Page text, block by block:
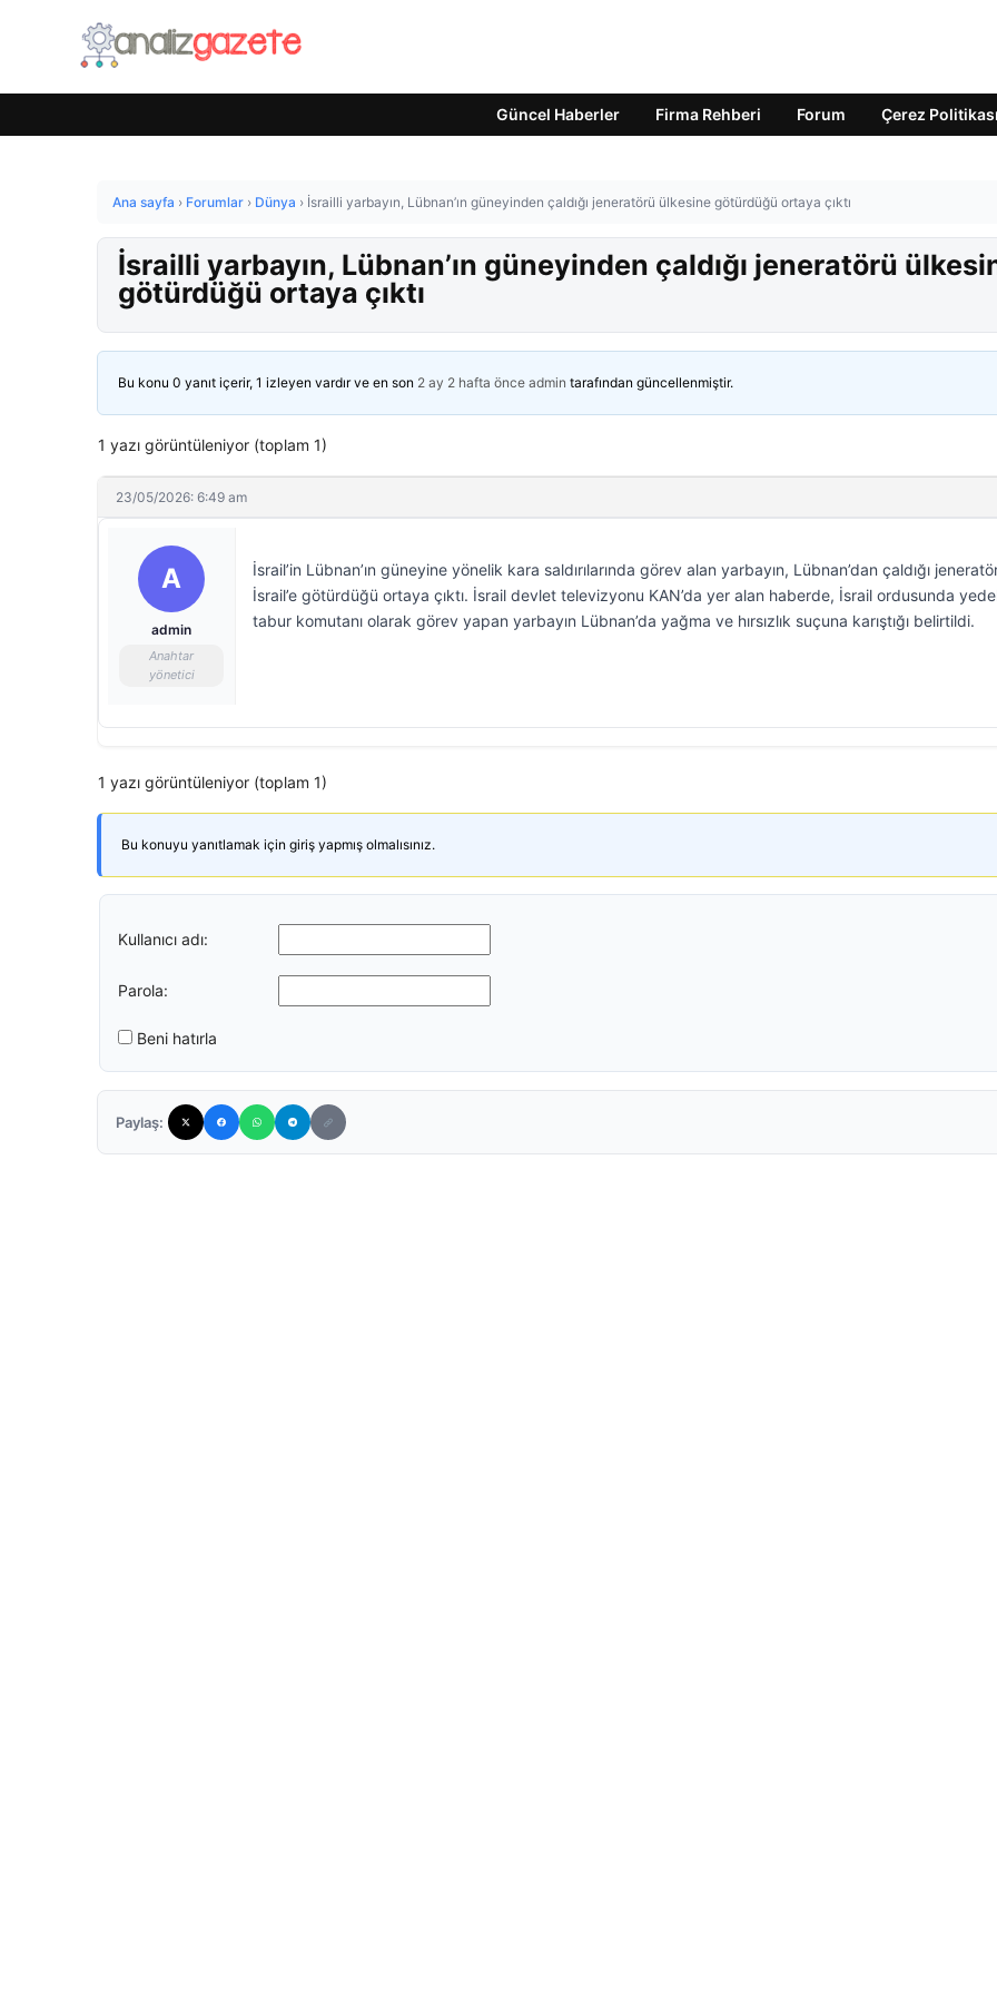
Güncel Haberler Firma Rehberi Forum Çerez Politikası
Ana sayfa › Forumlar › Dünya › İsrailli yarbayın, Lübnan’ın güneyinden çaldığı jeneratörü ülkesine götürdüğü ortaya çıktı
İsrailli yarbayın, Lübnan’ın güneyinden çaldığı jeneratörü
götürdüğü ortaya çıktı
Bu konu 0 yanıt içerir, 1 izleyen vardır ve en son 2 ay 2 hafta önce admin tarafından güncellenmiştir.
1 yazı görüntüleniyor (toplam 1)
23/05/2026: 6:49 am
A
admin
Anahtar
yönetici
İsrail’in Lübnan’ın güneyine yönelik kara saldırılarında görev alan yarbayın, Lübnan’dan çaldığı
İsrail’e götürdüğü ortaya çıktı. İsrail devlet televizyonu KAN’da yer alan haberde, İsrail ordusunda
tabur komutanı olarak görev yapan yarbayın Lübnan’da yağma ve hırsızlık suçuna karıştığı belirtildi.
1 yazı görüntüleniyor (toplam 1)
Bu konuyu yanıtlamak için giriş yapmış olmalısınız.
Kullanıcı adı:
Parola:
Beni hatırla
Paylaş: